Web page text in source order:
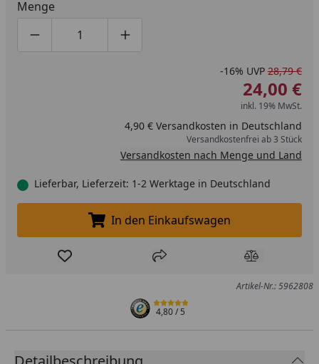
Menge
Produktmenge um eins verringern
Produktmenge manuell eingeben
Produktmenge um eins erhöhen
-16% UVP 28,79 €
24,00 €
inkl. 19% MwSt.
4,90 € Versandkosten in Deutschland
Versandkostenfrei ab 3 Stück
Versandkosten nach Menge und Land
Lieferbar, Lieferzeit: 1-2 Werktage in Deutschland
In den Einkaufswagen legen
In den Einkaufswagen
Produkt zur Wunschliste hinzufügen
Teilen Produkt
Artikel-Nr.: 5962808
4,80/ 5